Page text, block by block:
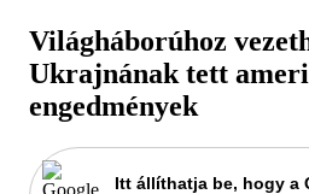
Világháborúhoz
Ukrajnának tett
engedmények
Itt állíthatja be, hogy a